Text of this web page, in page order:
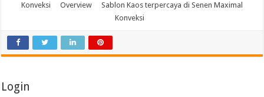
Konveksi
Overview
Sablon Kaos terpercaya di Senen Maximal
Konveksi
Login